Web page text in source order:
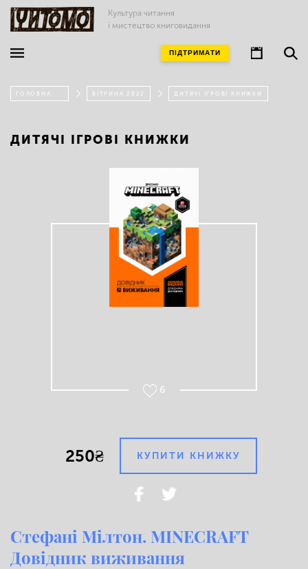
Культура читання
і мистецтво книговидання
ПІДТРИМАТИ
ГОЛОВНА ВІТРИНА 2022 ДИТЯЧІ ІГРОВІ КНИЖКИ
ДИТЯЧІ ІГРОВІ КНИЖКИ
6
250₴ КУПИТИ КНИЖКУ
Стефані Мілтон. MINECRAFT
Довідник виживання